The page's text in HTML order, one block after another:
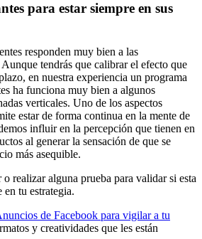
para estar siempre en sus
responden muy bien a las
tendrás que calibrar el efecto que
en nuestra experiencia un programa
ha funciona muy bien a algunos
verticales. Uno de los aspectos
estar de forma continua en la mente de
influir en la percepción que tienen en
al generar la sensación de que se
más asequible.
realizar alguna prueba para validar si esta
en tu estrategia.
de Facebook para vigilar a tu
y creatividades que les están